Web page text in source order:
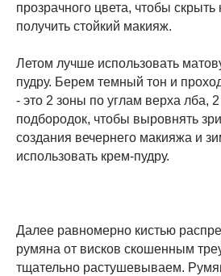
прозрачного цвета, чтобы
получить стойкий макияж.
Летом лучше использовать
пудру. Берем темный тон и
- это 2 зоны по углам верха лба,
подбородок, чтобы выровнять
создания вечернего макияжа и
использовать крем-пудру.
Далее равномерно кистью
румяна от висков скошенным
тщательно растушевываем.